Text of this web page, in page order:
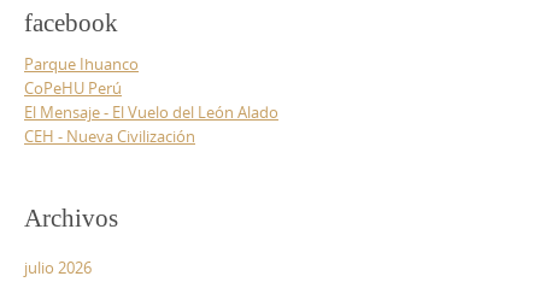
facebook
Parque Ihuanco
CoPeHU Perú
El Mensaje - El Vuelo del León Alado
CEH - Nueva Civilización
Archivos
julio 2026